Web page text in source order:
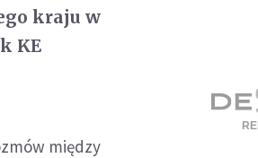
kraju w
KE
między